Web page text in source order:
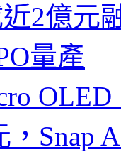
2億元
量產
，Snap